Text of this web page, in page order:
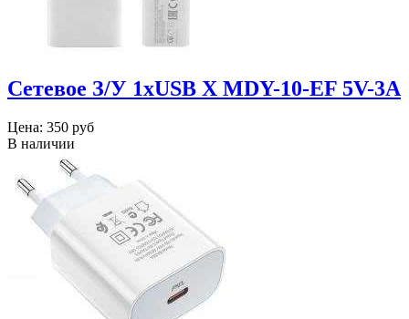
Сетевое З/У 1xUSB X MDY-10-EF 5V-3A
Цена: 350 руб
В наличии